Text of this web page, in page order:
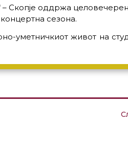
– Скопје оддржа
сезона.
уметничкиот живот на